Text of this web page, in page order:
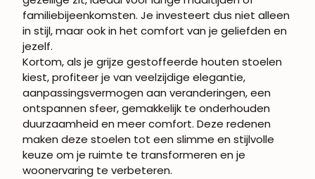
familiebijeenkomsten. Je investeert dus niet alleen
in stijl, maar ook in het comfort van je geliefden en
jezelf.
Kortom, als je grijze gestoffeerde houten stoelen
kiest, profiteer je van veelzijdige elegantie,
aanpassingsvermogen aan veranderingen, een
ontspannen sfeer, gemakkelijk te onderhouden
duurzaamheid en meer comfort. Deze redenen
maken deze stoelen tot een slimme en stijlvolle
keuze om je ruimte te transformeren en je
woonervaring te verbeteren.